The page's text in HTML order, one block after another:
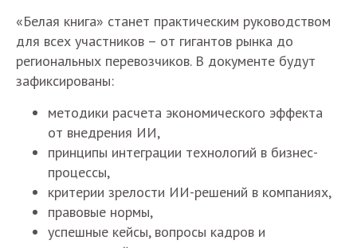
«Белая книга» станет практическим руководством
для всех участников – от гигантов рынка до
региональных перевозчиков. В документе будут
зафиксированы:
методики расчета экономического эффекта
от внедрения ИИ,
принципы интеграции технологий в бизнес-
процессы,
критерии зрелости ИИ-решений в компаниях,
правовые нормы,
успешные кейсы, вопросы кадров и